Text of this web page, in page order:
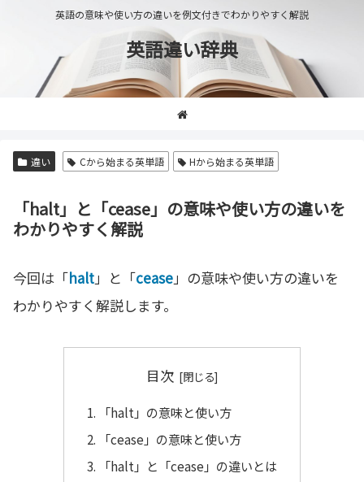
英語の意味や使い方の違いを例文付きでわかりやすく解説
英語違い辞典
違い Cから始まる英単語 Hから始まる英単語
「halt」と「cease」の意味や使い方の違いを
わかりやすく解説
今回は「halt」と「cease」の意味や使い方の違いを
わかりやすく解説します。
目次
「halt」の意味と使い方
「cease」の意味と使い方
「halt」と「cease」の違いとは